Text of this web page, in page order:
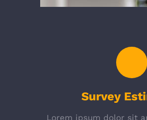
Survey
Lorem ipsum dolor sit